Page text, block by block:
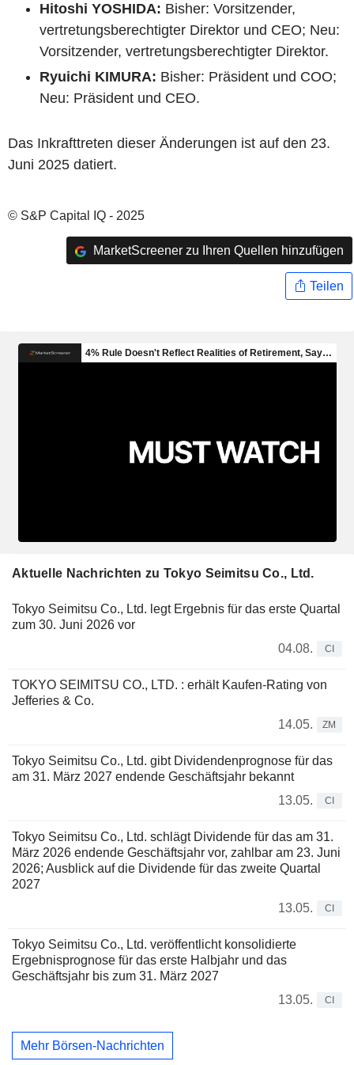
Hitoshi YOSHIDA: Bisher: Vorsitzender,
vertretungsberechtigter Direktor und CEO; Neu:
Vorsitzender, vertretungsberechtigter Direktor.
Ryuichi KIMURA: Bisher: Präsident und COO;
Neu: Präsident und CEO.
Das Inkrafttreten dieser Änderungen ist auf den 23.
Juni 2025 datiert.
© S&P Capital IQ - 2025
MarketScreener zu Ihren Quellen hinzufügen
Teilen
Aktuelle Nachrichten zu Tokyo Seimitsu Co., Ltd.
Tokyo Seimitsu Co., Ltd. legt Ergebnis für das erste Quartal
zum 30. Juni 2026 vor
04.08.
CI
TOKYO SEIMITSU CO., LTD. : erhält Kaufen-Rating von
Jefferies & Co.
14.05.
ZM
Tokyo Seimitsu Co., Ltd. gibt Dividendenprognose für das
am 31. März 2027 endende Geschäftsjahr bekannt
13.05.
CI
Tokyo Seimitsu Co., Ltd. schlägt Dividende für das am 31.
März 2026 endende Geschäftsjahr vor, zahlbar am 23. Juni
2026; Ausblick auf die Dividende für das zweite Quartal
2027
13.05.
CI
Tokyo Seimitsu Co., Ltd. veröffentlicht konsolidierte
Ergebnisprognose für das erste Halbjahr und das
Geschäftsjahr bis zum 31. März 2027
13.05.
CI
Mehr Börsen-Nachrichten